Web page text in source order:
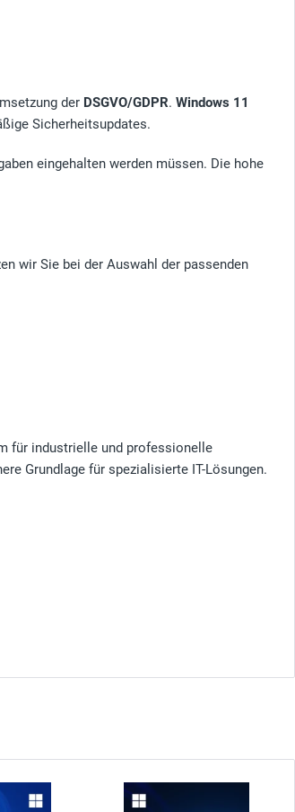
der DSGVO/GDPR. Windows 11
Sicherheitsupdates.
eingehalten werden müssen. Die hohe
wir Sie bei der Auswahl der passenden
für industrielle und professionelle
Grundlage für spezialisierte IT-Lösungen.